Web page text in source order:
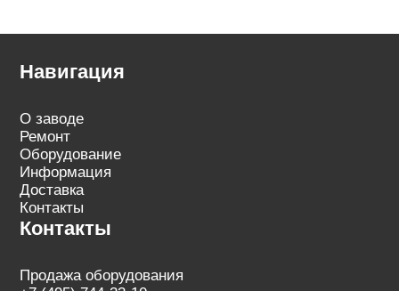
Навигация
О заводе
Ремонт
Оборудование
Информация
Доставка
Контакты
Контакты
Продажа оборудования